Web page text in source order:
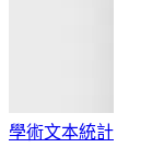
學術文本統計